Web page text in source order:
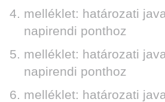
melléklet: határozati
napirendi ponthoz
melléklet: határozati
napirendi ponthoz
melléklet: határozati